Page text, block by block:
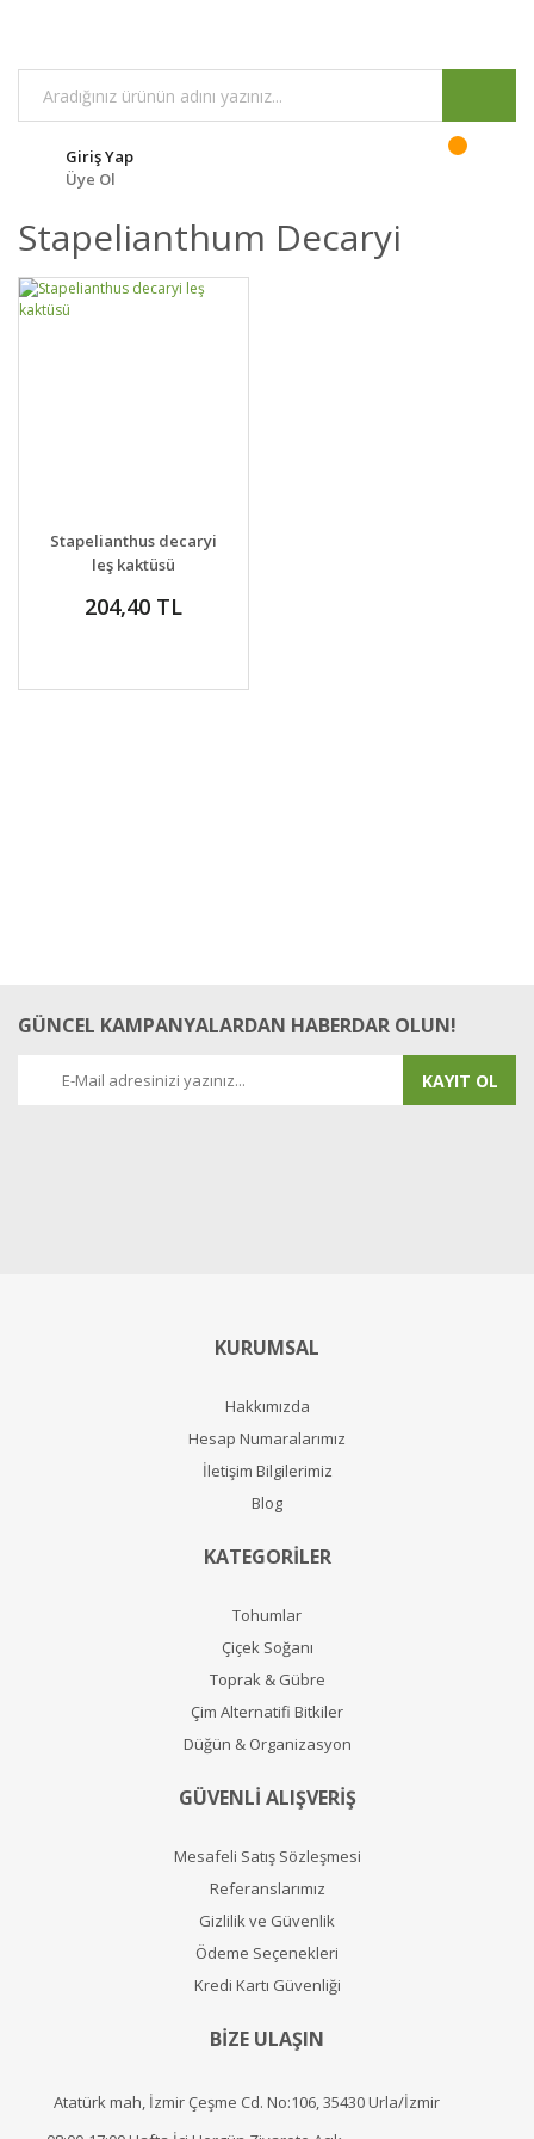
Giriş Yap
Üye Ol
Stapelianthum Decaryi
DETAYLAR
VER
Stapelianthus decaryi
leş kaktüsü
204,40 TL
GÜNCEL KAMPANYALARDAN HABERDAR OLUN!
KAYIT OL
KURUMSAL
Hakkımızda
Hesap Numaralarımız
İletişim Bilgilerimiz
Blog
KATEGORİLER
Tohumlar
Çiçek Soğanı
Toprak & Gübre
Çim Alternatifi Bitkiler
Düğün & Organizasyon
GÜVENLİ ALIŞVERİŞ
Mesafeli Satış Sözleşmesi
Referanslarımız
Gizlilik ve Güvenlik
Ödeme Seçenekleri
Kredi Kartı Güvenliği
BİZE ULAŞIN
Atatürk mah, İzmir Çeşme Cd. No:106, 35430 Urla/İzmir